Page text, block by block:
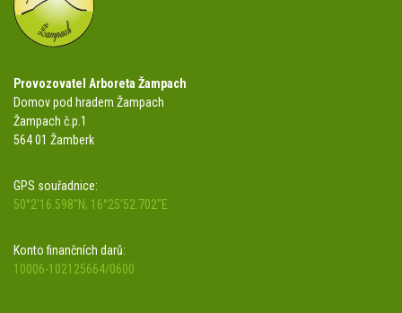
Provozovatel Arboreta Žampach
Domov pod hradem Žampach
Žampach č.p.1
564 01 Žamberk
GPS souřadnice:
50°2'16.598"N, 16°25'52.702"E
Konto finančních darů:
10006-102125664/0600